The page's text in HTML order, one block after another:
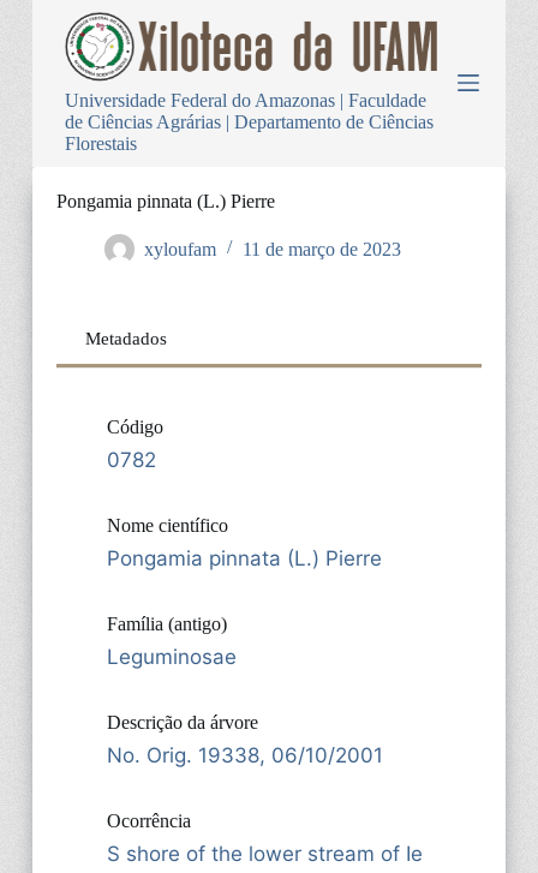
Universidade Federal do Amazonas | Faculdade
de Ciências Agrárias | Departamento de Ciências
Florestais
Pongamia pinnata (L.) Pierre
xyloufam 11 de março de 2023
Metadados
Código
0782
Nome científico
Pongamia pinnata (L.) Pierre
Família (antigo)
Leguminosae
Descrição da árvore
No. Orig. 19338, 06/10/2001
Ocorrência
S shore of the lower stream of Ie